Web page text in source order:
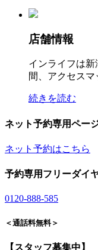
店舗情報
インライフは
間、アクセスマ
続きを読む
ネット予約専用ペー
ネット予約はこちら
予約専用フリーダイ
0120-888-585
＜通話料無料＞
【スタッフ募集中】